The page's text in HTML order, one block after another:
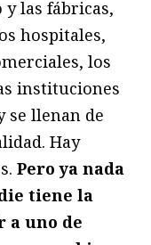
las fábricas,
hospitales,
los
instituciones
se llenan de
Hay
Pero ya nada
tiene la
a uno de